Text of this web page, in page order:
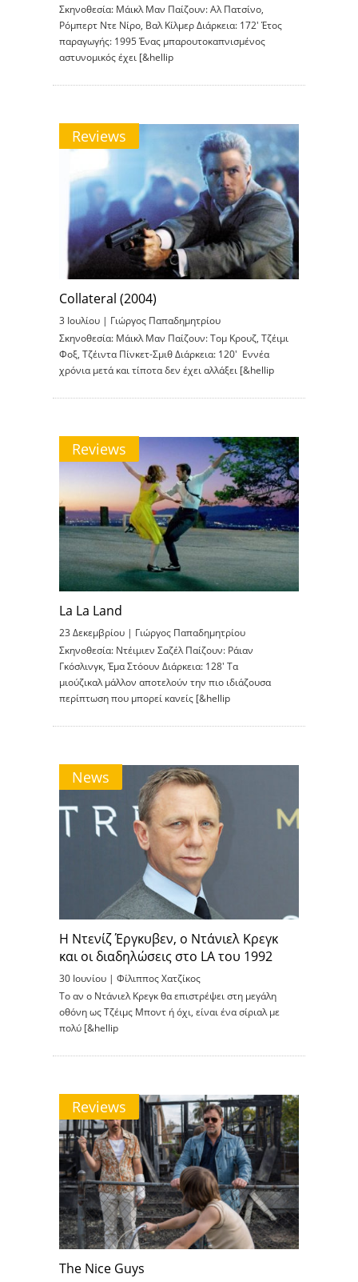
Σκηνοθεσία: Μάικλ Μαν Παίζουν: Αλ Πατσίνο,
Ρόμπερτ Ντε Νίρο, Βαλ Κίλμερ Διάρκεια: 172′ Έτος
παραγωγής: 1995 Ένας μπαρουτοκαπνισμένος
αστυνομικός έχει [&hellip
Reviews
Collateral (2004)
3 Ιουλίου | Γιώργος Παπαδημητρίου
Σκηνοθεσία: Μάικλ Μαν Παίζουν: Τομ Κρουζ, Τζέιμι
Φοξ, Τζέιντα Πίνκετ-Σμιθ Διάρκεια: 120′ Εννέα
χρόνια μετά και τίποτα δεν έχει αλλάξει [&hellip
Reviews
La La Land
23 Δεκεμβρίου | Γιώργος Παπαδημητρίου
Σκηνοθεσία: Ντέιμιεν Σαζέλ Παίζουν: Ράιαν
Γκόσλινγκ, Έμα Στόουν Διάρκεια: 128′ Τα
μιούζικαλ μάλλον αποτελούν την πιο ιδιάζουσα
περίπτωση που μπορεί κανείς [&hellip
News
Η Ντενίζ Έργκυβεν, ο Ντάνιελ Κρεγκ
και οι διαδηλώσεις στο LA του 1992
30 Ιουνίου | Φίλιππος Χατζίκος
Το αν ο Ντάνιελ Κρεγκ θα επιστρέψει στη μεγάλη
οθόνη ως Τζέιμς Μποντ ή όχι, είναι ένα σίριαλ με
πολύ [&hellip
Reviews
The Nice Guys